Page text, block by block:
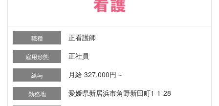
職種 正看護師
雇用形態 正社員
給与 月給 327,000円～
勤務地 愛媛県新居浜市角野新田町1-1-28